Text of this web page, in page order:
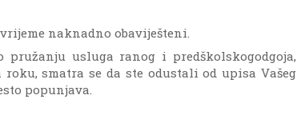
naknadno obaviješteni.
usluga ranog i predškolskogodgoja,
smatra se da ste odustali od upisa Vašeg
popunjava.